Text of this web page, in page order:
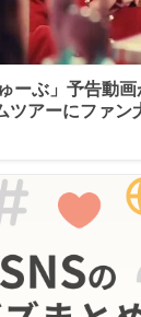
ーぶ」予告動
ツアーにファン